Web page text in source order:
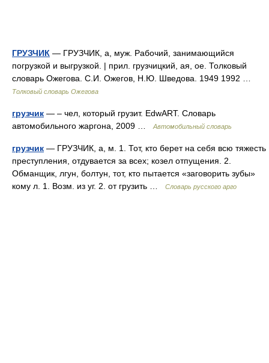
ГРУЗЧИК — ГРУЗЧИК, а, муж. Рабочий, занимающийся
погрузкой и выгрузкой. | прил. грузчицкий, ая, ое. Толковый
словарь Ожегова. С.И. Ожегов, Н.Ю. Шведова. 1949 1992 …
Толковый словарь Ожегова
грузчик — – чел, который грузит. EdwART. Словарь
автомобильного жаргона, 2009 …
Автомобильный словарь
грузчик — ГРУЗЧИК, а, м. 1. Тот, кто берет на себя всю тяжесть
преступления, отдувается за всех; козел отпущения. 2.
Обманщик, лгун, болтун, тот, кто пытается «заговорить зубы»
кому л. 1. Возм. из уг. 2. от грузить …
Словарь русского арго